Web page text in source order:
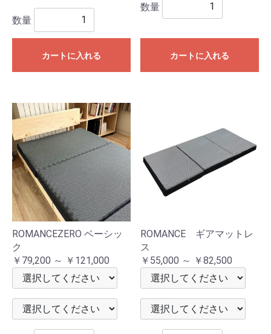
数量
カートに入れる
数量
カートに入れる
ROMANCEZERO ベーシッ
ク
￥79,200 ～ ￥121,000
ROMANCE ギアマットレ
ス
￥55,000 ～ ￥82,500